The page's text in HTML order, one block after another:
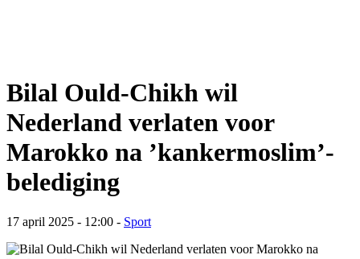
Bilal Ould-Chikh wil
Nederland verlaten voor
Marokko na ’kankermoslim’-
belediging
17 april 2025 - 12:00 - Sport